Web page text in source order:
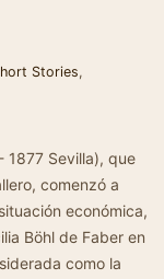
Stories,
1877 Sevilla), que
comenzó a
económica,
Böhl de Faber en
como la